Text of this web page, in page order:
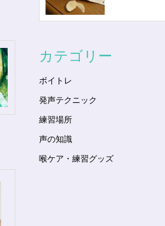
カテゴリー
ボイトレ
発声テクニック
練習場所
声の知識
喉ケア・練習グッズ